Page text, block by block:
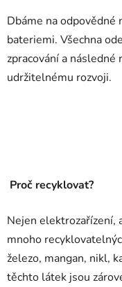
Dbáme na odpovědné
bateriemi. Všechna
zpracování a následné
udržitelnému rozvoji.
Proč recyklovat?
Nejen elektrozařízení,
mnoho
železo, mangan, nikl,
těchto látek jsou